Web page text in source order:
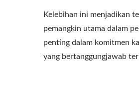
Kelebihan ini menjadikan
pemangkin utama dalam
penting dalam komitmen
yang bertanggungjawab
Dan